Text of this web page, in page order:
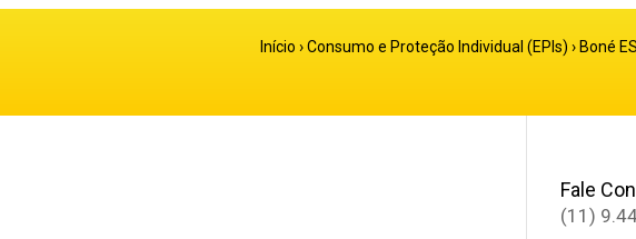
Início ›Consumo e Proteção Individual (EPIs) › Boné
Fale
(11)